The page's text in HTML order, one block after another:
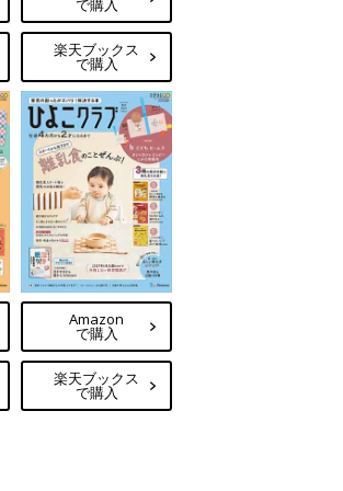
で購入
楽天ブックス
で購入
Amazon
で購入
楽天ブックス
で購入